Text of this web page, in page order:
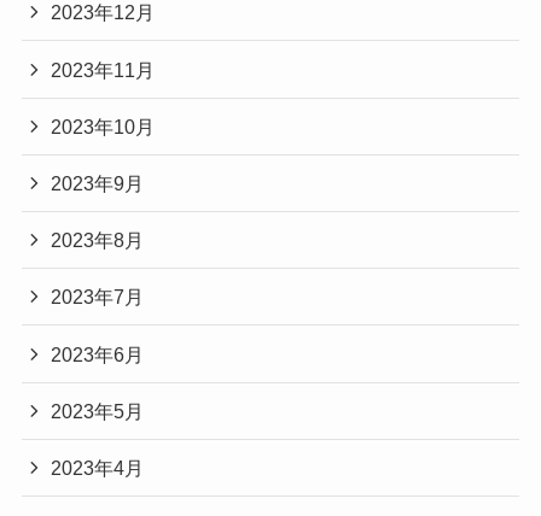
2023年12月
2023年11月
2023年10月
2023年9月
2023年8月
2023年7月
2023年6月
2023年5月
2023年4月